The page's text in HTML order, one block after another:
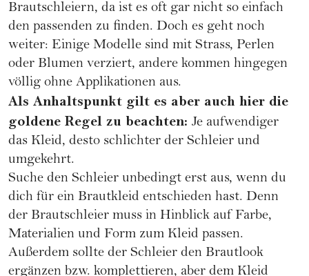
Brautschleiern, da ist es oft gar nicht so einfach
den passenden zu finden. Doch es geht noch
weiter: Einige Modelle sind mit Strass, Perlen
oder Blumen verziert, andere kommen hingegen
völlig ohne Applikationen aus.
Als Anhaltspunkt gilt es aber auch hier die
goldene Regel zu beachten: Je aufwendiger
das Kleid, desto schlichter der Schleier und
umgekehrt.
Suche den Schleier unbedingt erst aus, wenn du
dich für ein Brautkleid entschieden hast. Denn
der Brautschleier muss in Hinblick auf Farbe,
Materialien und Form zum Kleid passen.
Außerdem sollte der Schleier den Brautlook
ergänzen bzw. komplettieren, aber dem Kleid